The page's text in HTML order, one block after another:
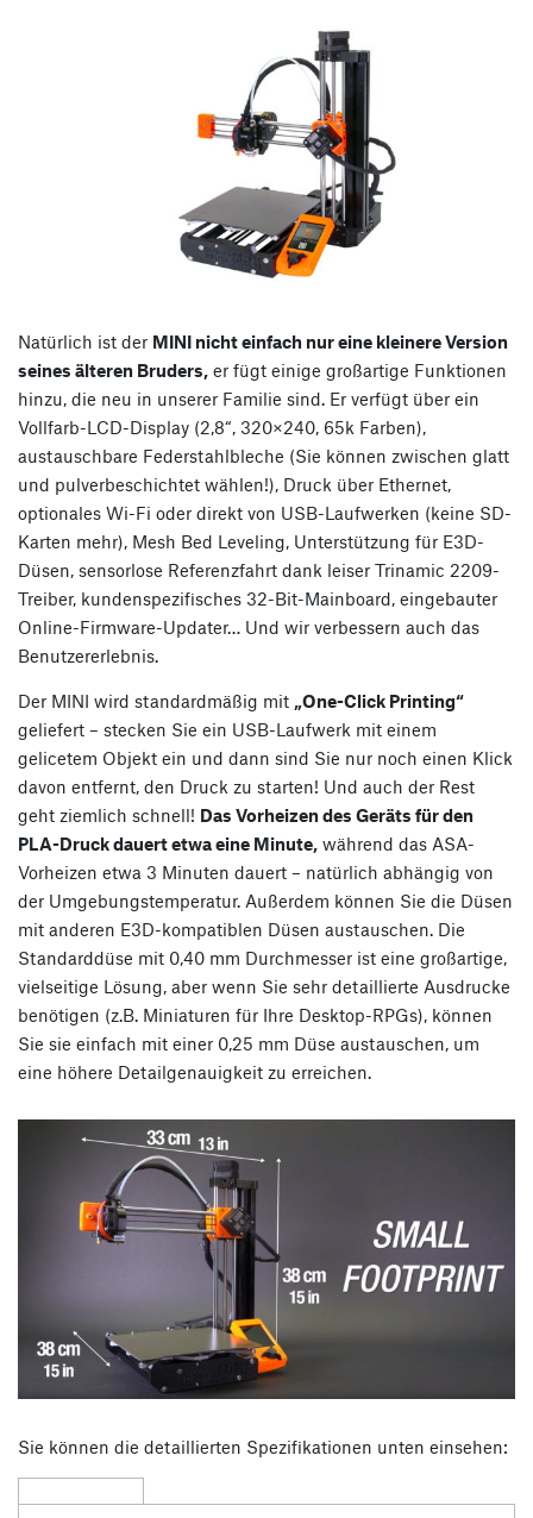
Natürlich ist der MINI nicht einfach nur eine kleinere Version
seines älteren Bruders, er fügt einige großartige Funktionen
hinzu, die neu in unserer Familie sind. Er verfügt über ein
Vollfarb-LCD-Display (2,8“, 320×240, 65k Farben),
austauschbare Federstahlbleche (Sie können zwischen glatt
und pulverbeschichtet wählen!), Druck über Ethernet,
optionales Wi-Fi oder direkt von USB-Laufwerken (keine SD-
Karten mehr), Mesh Bed Leveling, Unterstützung für E3D-
Düsen, sensorlose Referenzfahrt dank leiser Trinamic 2209-
Treiber, kundenspezifisches 32-Bit-Mainboard, eingebauter
Online-Firmware-Updater… Und wir verbessern auch das
Benutzererlebnis.
Der MINI wird standardmäßig mit „One-Click Printing“
geliefert – stecken Sie ein USB-Laufwerk mit einem
gelicetem Objekt ein und dann sind Sie nur noch einen Klick
davon entfernt, den Druck zu starten! Und auch der Rest
geht ziemlich schnell! Das Vorheizen des Geräts für den
PLA-Druck dauert etwa eine Minute, während das ASA-
Vorheizen etwa 3 Minuten dauert – natürlich abhängig von
der Umgebungstemperatur. Außerdem können Sie die Düsen
mit anderen E3D-kompatiblen Düsen austauschen. Die
Standarddüse mit 0,40 mm Durchmesser ist eine großartige,
vielseitige Lösung, aber wenn Sie sehr detaillierte Ausdrucke
benötigen (z.B. Miniaturen für Ihre Desktop-RPGs), können
Sie sie einfach mit einer 0,25 mm Düse austauschen, um
eine höhere Detailgenauigkeit zu erreichen.
Sie können die detaillierten Spezifikationen unten einsehen: